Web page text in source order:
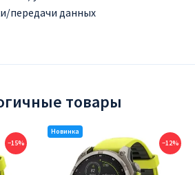
передачи данных
товары
−15% −12%